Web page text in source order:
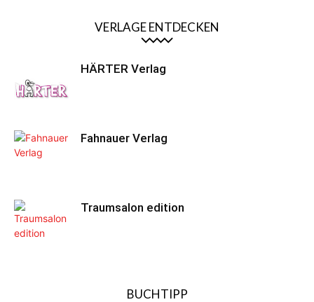
VERLAGE ENTDECKEN
HÄRTER Verlag
Fahnauer Verlag
Traumsalon edition
BUCHTIPP